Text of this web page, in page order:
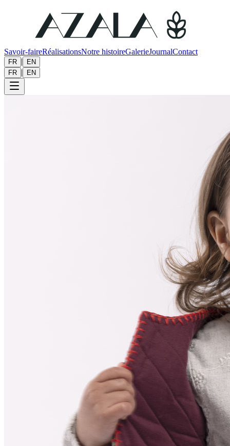
Savoir-faireRéalisationsNotre histoireGalerieJournalContact
FR |
EN
FR | EN